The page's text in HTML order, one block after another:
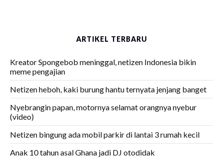
ARTIKEL TERBARU
Kreator Spongebob meninggal, netizen Indonesia bikin
meme pengajian
Netizen heboh, kaki burung hantu ternyata jenjang banget
Nyebrangin papan, motornya selamat orangnya nyebur
(video)
Netizen bingung ada mobil parkir di lantai 3 rumah kecil
Anak 10 tahun asal Ghana jadi DJ otodidak